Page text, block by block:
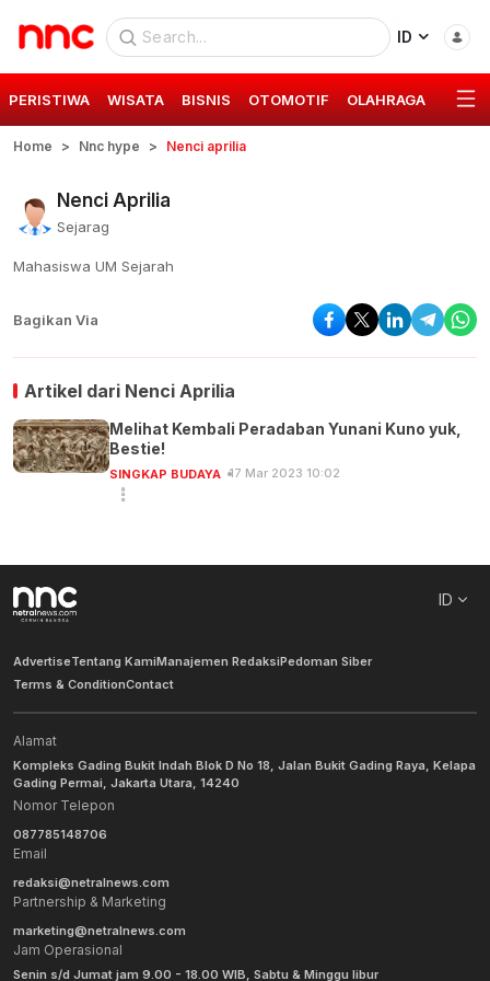
ID
PERISTIWA WISATA BISNIS OTOMOTIF OLAHRAGA GAYA
Home Nnc hype Nenci aprilia
Nenci Aprilia
Sejarag
Mahasiswa UM Sejarah
Bagikan Via
Artikel dari Nenci Aprilia
Melihat Kembali Peradaban Yunani Kuno yuk,
Bestie!
SINGKAP BUDAYA 17 Mar 2023 10:02
ID
AdvertiseTentang KamiManajemen RedaksiPedoman Siber
Terms & ConditionContact
Alamat
Kompleks Gading Bukit Indah Blok D No 18, Jalan Bukit Gading Raya, Kelapa
Gading Permai, Jakarta Utara, 14240
Nomor Telepon
087785148706
Email
redaksi@netralnews.com
Partnership & Marketing
marketing@netralnews.com
Jam Operasional
Senin s/d Jumat jam 9.00 - 18.00 WIB, Sabtu & Minggu libur